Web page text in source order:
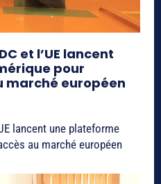
et l’UE lancent
pour
marché européen
lancent une plateforme
au marché européen